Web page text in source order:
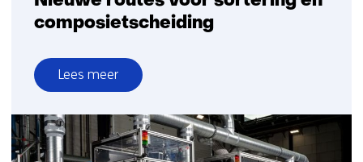
composietscheiding
Lees meer
over
Nieuwe
routes
voor